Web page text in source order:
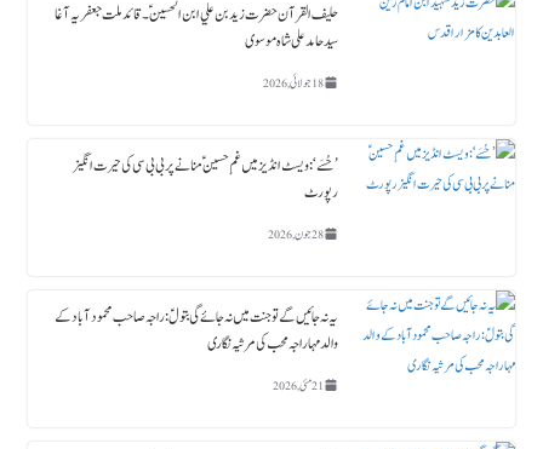
حلیف القرآن حضرت زید بن علي ابن الحسین ؑ ۔قائد ملت جعفریہ آغا
سید حامد علی شاہ موسوی
18 جولائی, 2026
’حُسَے‘: ویسٹ انڈیز میں غمِ حسینؑ منانے پر بی بی سی کی حیرت انگیز
رپورٹ
28 جون, 2026
یہ نہ جائیں گے تو جنت میں نہ جائے گی بتولؑ: راجہ صاحب محمود آباد کے
والد مہاراجہ محب کی مرثیہ نگاری
21 مئی, 2026